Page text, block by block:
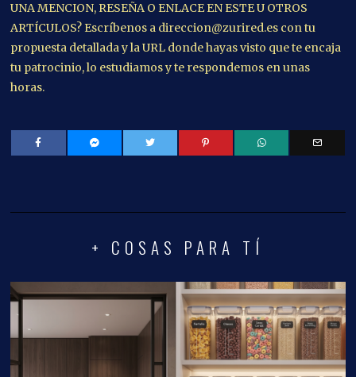
UNA MENCION, RESEÑA O ENLACE EN ESTE U OTROS
ARTÍCULOS? Escríbenos a direccion@zurired.es con tu
propuesta detallada y la URL donde hayas visto que te encaja
tu patrocinio, lo estudiamos y te respondemos en unas
horas.
+ COSAS PARA TÍ